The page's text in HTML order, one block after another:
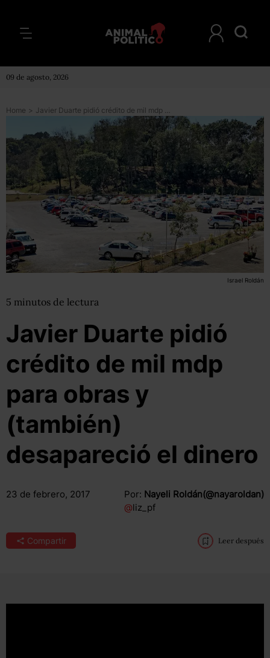
09 de agosto, 2026
Home > Javier Duarte pidió crédito de mil mdp para obras y (también) desapareció el dinero
Israel Roldán
5 minutos de lectura
Javier Duarte pidió
crédito de mil mdp
para obras y
(también)
desapareció el dinero
23 de febrero, 2017 Por: Nayeli Roldán(@nayaroldan)
@liz_pf
Compartir Leer después